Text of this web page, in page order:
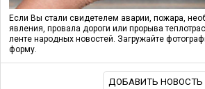
Если Вы стали свидетелем аварии, пожара,
явления, провала дороги или прорыва
ленте народных новостей. Загружайте
форму.
ДОБАВИТЬ НОВОСТЬ